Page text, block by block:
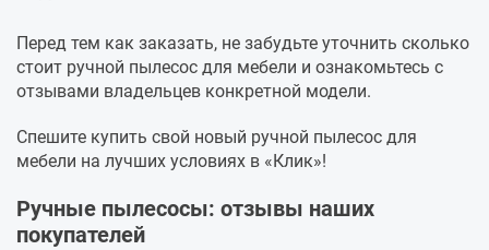
Перед тем как заказать, не забудьте уточнить сколько
стоит ручной пылесос для мебели и ознакомьтесь с
отзывами владельцев конкретной модели.
Спешите купить свой новый ручной пылесос для
мебели на лучших условиях в «Клик»!
Ручные пылесосы: отзывы наших
покупателей